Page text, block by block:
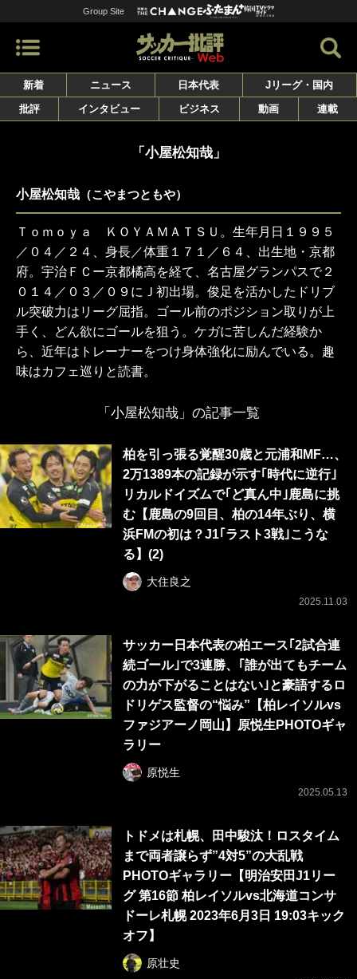
Group Site
新着 ニュース 日本代表
Jリーグ・国内
批評
インタビュー ビジネス 動画 連載
「小屋松知哉」
小屋松知哉 （こやまつともや）
Ｔｏｍｏｙａ ＫＯＹＡＭＡＴＳＵ。生年月日１９９５
／０４／２４、身長／体重１７１／６４、出生地・京都
府。宇治ＦＣー京都橘高を経て、名古屋グランパスで２
０１４／０３／０９にＪ初出場。俊足を活かしたドリブ
ル突破力はリーグ屈指。ゴール前のポジション取りが上
手く、どん欲にゴールを狙う。ケガに苦しんだ経験か
ら、近年はトレーナーをつけ身体強化に励んでいる。趣
味はカフェ巡りと読書。
「小屋松知哉」の記事一覧
柏を引っ張る覚醒30歳と元浦和MF…、
2万1389本の記録が示す｢時代に逆行｣
リカルドイズムで｢ど真ん中｣鹿島に挑
む【鹿島の9回目、柏の14年ぶり、横
浜FMの初は？J1｢ラスト3戦｣こうな
る】(2)
大住良之
2025.11.03
サッカー日本代表の柏エース｢2試合連
続ゴール｣で3連勝、｢誰が出てもチーム
の力が下がることはない｣と豪語するロ
ドリゲス監督の“悩み”【柏レイソルvs
ファジアーノ岡山】原悦生PHOTOギャ
ラリー
原悦生
2025.05.13
トドメは札幌、田中駿汰！ロスタイム
まで両者譲らず”4対5”の大乱戦
PHOTOギャラリー【明治安田J1リー
グ 第16節 柏レイソルvs北海道コンサ
ドーレ札幌 2023年6月3日 19:03キック
オフ】
原壮史